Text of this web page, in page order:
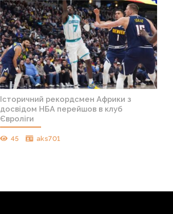
Історичний рекордсмен Африки з
досвідом НБА перейшов в клуб
Євроліги
45 aks701